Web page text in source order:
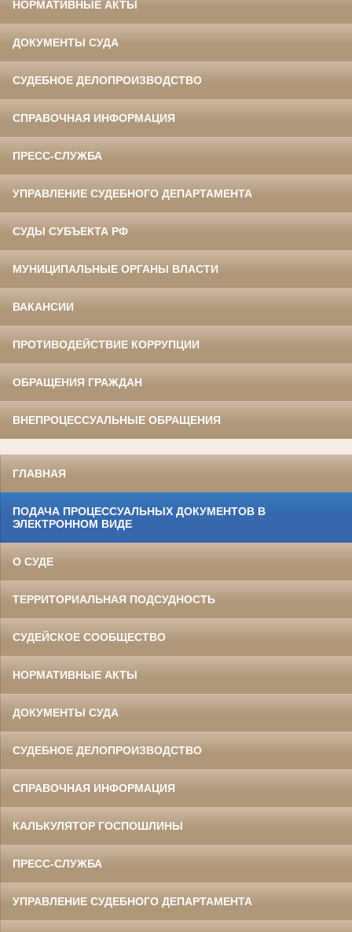
НОРМАТИВНЫЕ АКТЫ
ДОКУМЕНТЫ СУДА
СУДЕБНОЕ ДЕЛОПРОИЗВОДСТВО
СПРАВОЧНАЯ ИНФОРМАЦИЯ
ПРЕСС-СЛУЖБА
УПРАВЛЕНИЕ СУДЕБНОГО ДЕПАРТАМЕНТА
СУДЫ СУБЪЕКТА РФ
МУНИЦИПАЛЬНЫЕ ОРГАНЫ ВЛАСТИ
ВАКАНСИИ
ПРОТИВОДЕЙСТВИЕ КОРРУПЦИИ
ОБРАЩЕНИЯ ГРАЖДАН
ВНЕПРОЦЕССУАЛЬНЫЕ ОБРАЩЕНИЯ
ГЛАВНАЯ
ПОДАЧА ПРОЦЕССУАЛЬНЫХ ДОКУМЕНТОВ В
ЭЛЕКТРОННОМ ВИДЕ
О СУДЕ
ТЕРРИТОРИАЛЬНАЯ ПОДСУДНОСТЬ
СУДЕЙСКОЕ СООБЩЕСТВО
НОРМАТИВНЫЕ АКТЫ
ДОКУМЕНТЫ СУДА
СУДЕБНОЕ ДЕЛОПРОИЗВОДСТВО
СПРАВОЧНАЯ ИНФОРМАЦИЯ
КАЛЬКУЛЯТОР ГОСПОШЛИНЫ
ПРЕСС-СЛУЖБА
УПРАВЛЕНИЕ СУДЕБНОГО ДЕПАРТАМЕНТА